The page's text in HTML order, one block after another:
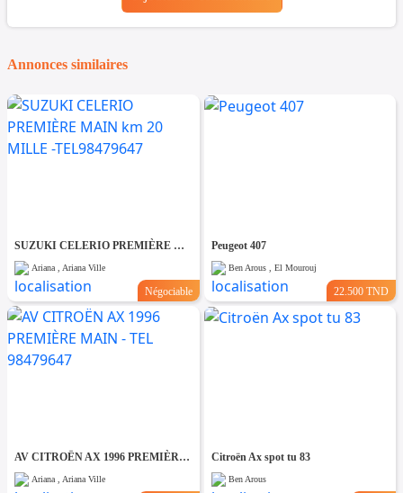
Annonces similaires
SUZUKI CELERIO PREMIÈRE MAIN km 20 MILLE -TEL98479647
Ariana , Ariana Ville
Négociable
Peugeot 407
Ben Arous , El Mourouj
22.500 TND
AV CITROËN AX 1996 PREMIÈRE MAIN - TEL 98479647
Ariana , Ariana Ville
Citroën Ax spot tu 83
Ben Arous